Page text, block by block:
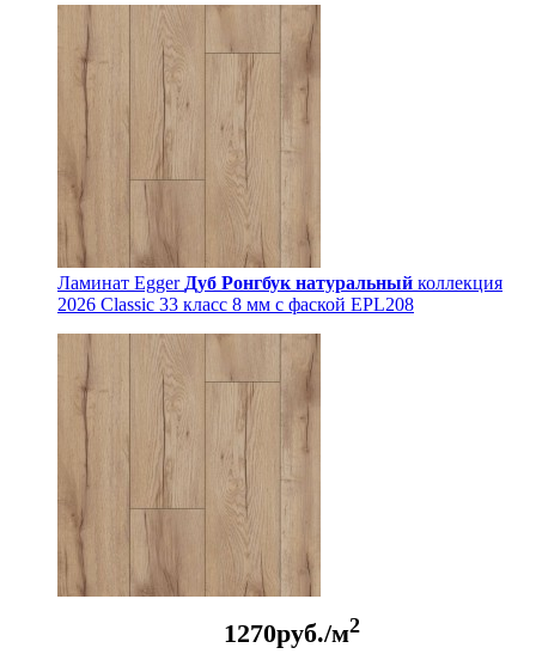
Ламинат Egger Дуб Ронгбук натуральный коллекция
2026 Classic 33 класс 8 мм с фаской EPL208
1270руб./м2